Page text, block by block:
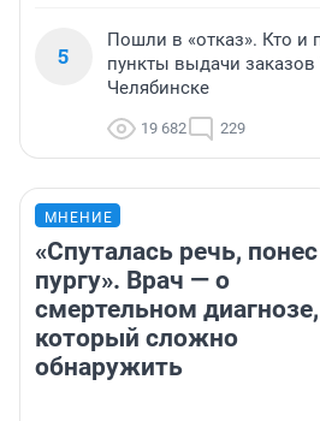
5
Пошли в «отказ». Кто и
пункты выдачи заказов
Челябинске
19 682 229
МНЕНИЕ
«Спуталась речь, понес
пургу». Врач — о
смертельном диагнозе,
который сложно
обнаружить